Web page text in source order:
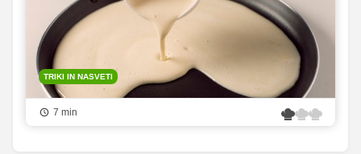
TRIKI IN NASVETI
7 min